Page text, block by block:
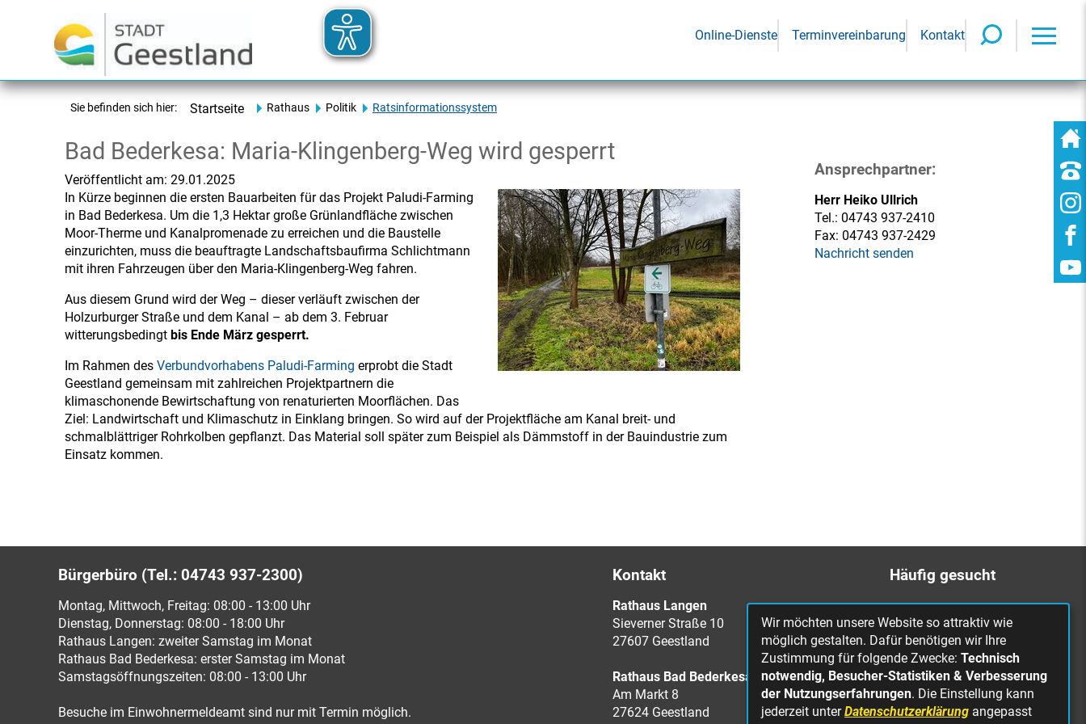
Online-Dienste Terminvereinbarung Kontakt
Sie befinden sich hier: Startseite Rathaus Politik Ratsinformationssystem
Bad Bederkesa: Maria-Klingenberg-Weg wird gesperrt
Veröffentlicht am: 29.01.2025
In Kürze beginnen die ersten Bauarbeiten für das Projekt Paludi-Farming
in Bad Bederkesa. Um die 1,3 Hektar große Grünlandfläche zwischen
Moor-Therme und Kanalpromenade zu erreichen und die Baustelle
einzurichten, muss die beauftragte Landschaftsbaufirma Schlichtmann
mit ihren Fahrzeugen über den Maria-Klingenberg-Weg fahren.
Aus diesem Grund wird der Weg – dieser verläuft zwischen der
Holzurburger Straße und dem Kanal – ab dem 3. Februar
witterungsbedingt bis Ende März gesperrt.
Im Rahmen des Verbundvorhabens Paludi-Farming erprobt die Stadt
Geestland gemeinsam mit zahlreichen Projektpartnern die
klimaschonende Bewirtschaftung von renaturierten Moorflächen. Das
Ziel: Landwirtschaft und Klimaschutz in Einklang bringen. So wird auf der Projektfläche am Kanal breit- und
schmalblättriger Rohrkolben gepflanzt. Das Material soll später zum Beispiel als Dämmstoff in der Bauindustrie zum
Einsatz kommen.
Ansprechpartner:
Herr Heiko Ullrich
Tel.: 04743 937-2410
Fax: 04743 937-2429
Nachricht senden
Bürgerbüro (Tel.: 04743 937-2300)
Montag, Mittwoch, Freitag: 08:00 - 13:00 Uhr
Dienstag, Donnerstag: 08:00 - 18:00 Uhr
Rathaus Langen: zweiter Samstag im Monat
Rathaus Bad Bederkesa: erster Samstag im Monat
Samstagsöffnungszeiten: 08:00 - 13:00 Uhr
Besuche im Einwohnermeldeamt sind nur mit Termin möglich.
Kontakt
Rathaus Langen
Sieverner Straße 10
27607 Geestland
Rathaus Bad Bederkesa
Am Markt 8
27624 Geestland
Häufig gesucht
Bürgerbüro
Online Rathaus
Was erledige ich wo?
Stellenangebote
Mängelmeldung
Wir möchten unsere Website so attraktiv wie
möglich gestalten. Dafür benötigen wir Ihre
Zustimmung für folgende Zwecke: Technisch
notwendig, Besucher-Statistiken & Verbesserung
der Nutzungserfahrungen. Die Einstellung kann
jederzeit unterDatenschutzerklärung angepasst